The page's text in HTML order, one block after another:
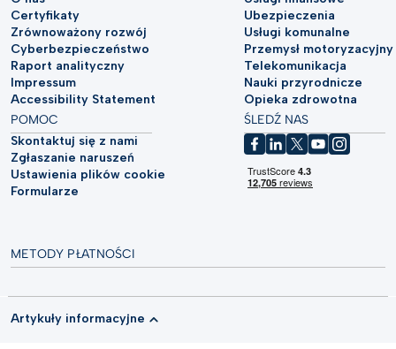
Certyfikaty
Zrównoważony rozwój
Cyberbezpieczeństwo
Raport analityczny
Impressum
Accessibility Statement
Ubezpieczenia
Usługi komunalne
Przemysł motoryzacyjny
Telekomunikacja
Nauki przyrodnicze
Opieka zdrowotna
POMOC
Skontaktuj się z nami
Zgłaszanie naruszeń
Ustawienia plików cookie
Formularze
ŚLEDŹ NAS
METODY PŁATNOŚCI
Artykuły informacyjne